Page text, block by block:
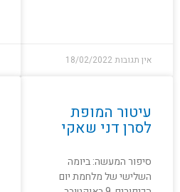
אין תגובות18/02/2022
עיטור המופת
לסרן דני שאקי
סיפור המעשה: ביומה
השלישי של מלחמת יום